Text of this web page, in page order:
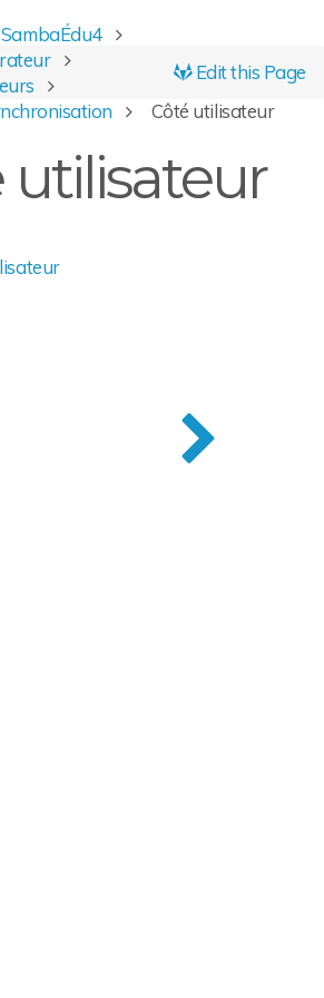
Edit this Page
Côté utilisateur
utilisateur